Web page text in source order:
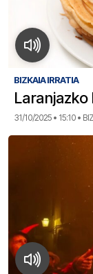
BIZKAIA IRRATIA
31/10/2025 • 15:10 •